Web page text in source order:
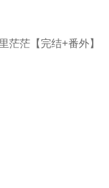
茫茫【完结+番外】